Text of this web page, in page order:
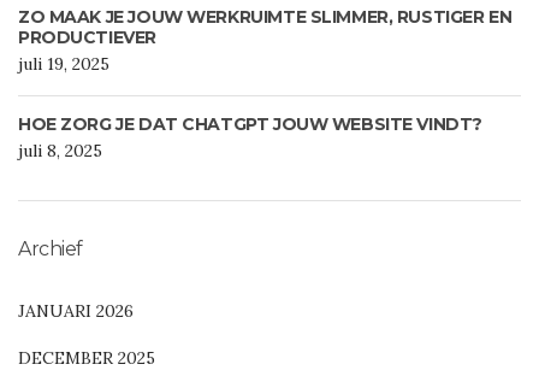
ZO MAAK JE JOUW WERKRUIMTE SLIMMER, RUSTIGER EN
PRODUCTIEVER
juli 19, 2025
HOE ZORG JE DAT CHATGPT JOUW WEBSITE VINDT?
juli 8, 2025
Archief
JANUARI 2026
DECEMBER 2025